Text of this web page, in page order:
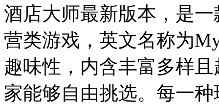
酒店大师最新版本，是
营类游戏，英文名称为
趣味性，内含丰富多样
家能够自由挑选。每一